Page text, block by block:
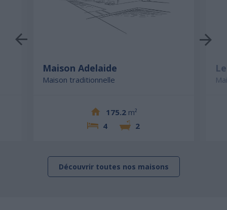
Maison Adelaide
Maison traditionnelle
175.2m²
4
2
Découvrir toutes nos maisons